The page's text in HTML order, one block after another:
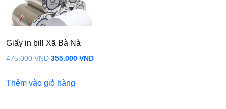
Giấy in bill Xã Bà Nà
475.000VND Giá
là:
355.000 VNDGiá
Thêm vào giỏ hàng